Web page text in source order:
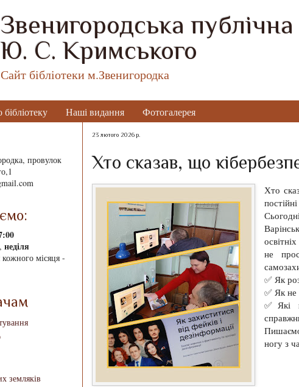
Звенигородська публічна
Ю. С. Кримського
Сайт бібліотеки м.Звенигородка
Наші видання Фотогалерея
23 лютого 2026 р.
Хто сказав, що
Хто
не
✅ Як
✅ Як не
✅Які
ногу з
провулок
, неділя
місяця -
земляків